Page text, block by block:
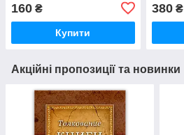
160 ₴
Купити
380₴
Акційні пропозиції та новинки